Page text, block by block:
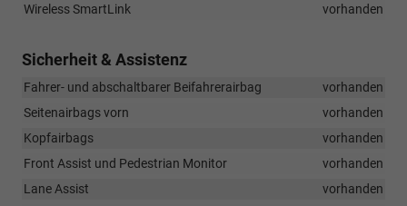
Wireless SmartLink
vorhanden
Sicherheit & Assistenz
Fahrer- und abschaltbarer Beifahrerairbag
vorhanden
Seitenairbags vorn
vorhanden
Kopfairbags
vorhanden
Front Assist und Pedestrian Monitor
vorhanden
Lane Assist
vorhanden